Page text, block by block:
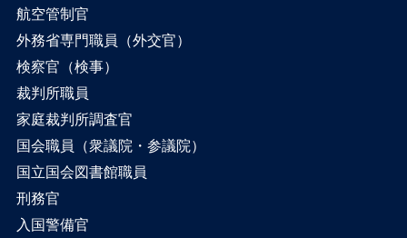
航空管制官
外務省専門職員（外交官）
検察官（検事）
裁判所職員
家庭裁判所調査官
国会職員（衆議院・参議院）
国立国会図書館職員
刑務官
入国警備官